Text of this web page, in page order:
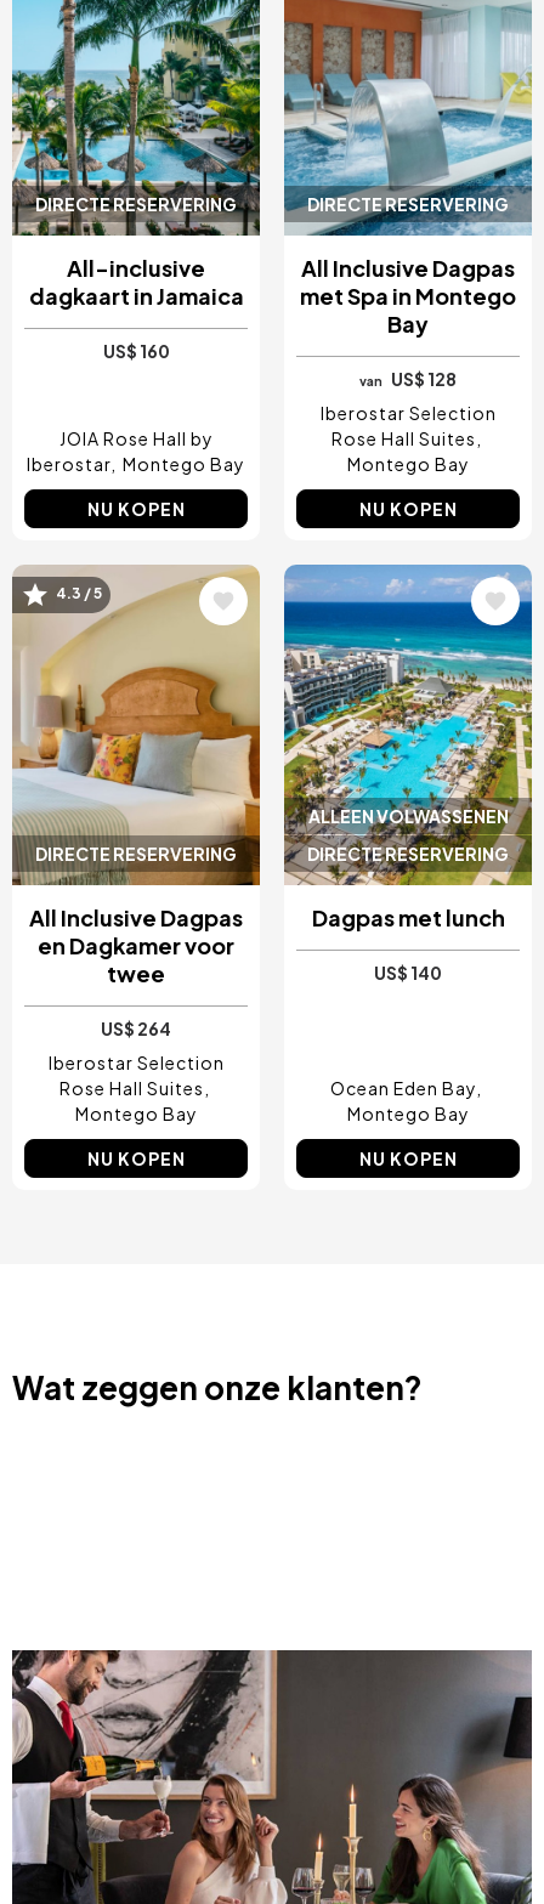
DIRECTE RESERVERING
All-inclusive
dagkaart in Jamaica
US$ 160
JOIA Rose Hall by
Iberostar Montego Bay
NU KOPEN
DIRECTE RESERVERING
All Inclusive Dagpas
met Spa in Montego
Bay
van
US$ 128
Iberostar Selection
Rose Hall Suites
Montego Bay
NU KOPEN
DIRECTE RESERVERING
Afbeelding
4.3 / 5
All Inclusive Dagpas
en Dagkamer voor
twee
US$ 264
Iberostar Selection
Rose Hall Suites
Montego Bay
NU KOPEN
ALLEEN VOLWASSENEN
DIRECTE RESERVERING
Afbeelding
Dagpas met lunch
US$ 140
Ocean Eden Bay
Montego Bay
NU KOPEN
Wat zeggen onze klanten?